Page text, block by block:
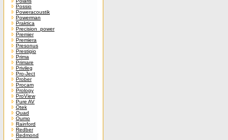
Possio
Poweracoustik
Powerman
Praktica
Precision_power
Premier
Premiera
Presonus
Prestigio
Prima
Primare
Privileg
Pro-Ject
Prober
Procam
Prology
ProView
Pure AV
Qtek
Quad
Qumo
Rainford
Redber
Redmond